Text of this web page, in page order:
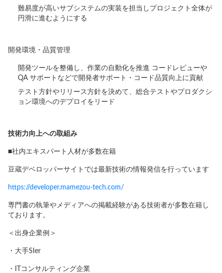
難易度が高いサブシステムの実装を担当しプロジェクト全体が
円滑に進むようにする
開発環境・品質管理
開発ツールを整備し、作業の自動化を推進 コードレビューや
QA サポートなどで開発者サポート・コード品質向上に貢献
テスト方針やリリース方針を決めて、総合テストやプロダクシ
ョン環境へのデプロイをリード
技術力向上への取組み
■社内エキスパート人材が多数在籍
豆蔵デベロッパーサイトでは最新技術の情報発信を行っています
https://developer.mamezou-tech.com/
専門書の執筆やメディアへの掲載経験がある技術者が多数在籍し
ております。
＜出身企業例＞
・大手SIer
・ITコンサルティング企業